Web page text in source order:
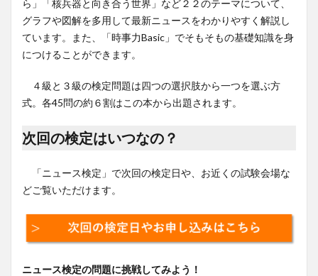
ら」「核兵器と向き合う世界」など２２のテーマについて、
グラフや図解を多用して最新ニュースをわかりやすく解説し
ています。また、「時事力Basic」でそもそもの基礎知識を身
につけることができます。
４級と３級の検定問題は四つの選択肢から一つを選ぶ方
式。各45問の約６割はこの本から出題されます。
次回の検定はいつなの？
「ニュース検定」で次回の検定日や、お近くの試験会場な
どご覧いただけます。
ニュース検定の問題に挑戦してみよう！